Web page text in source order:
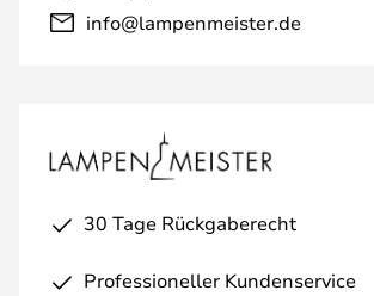
info@lampenmeister.de
30 Tage Rückgaberecht
Professioneller Kundenservice